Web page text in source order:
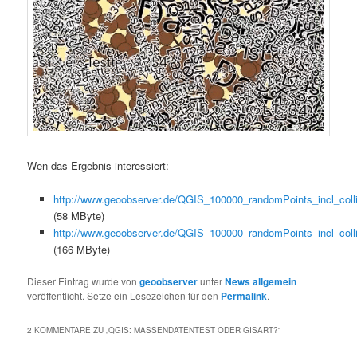
Wen das Ergebnis interessiert:
http://www.geoobserver.de/
(58 MByte)
http://www.geoobserver.de/
(166 MByte)
Dieser Eintrag wurde vongeoobserverunterNews allgemein
veröffentlicht. Setze ein Lesezeichen für den Permalink.
2 KOMMENTARE ZU „QGIS: MASSENDATENTEST ODER GISART?“